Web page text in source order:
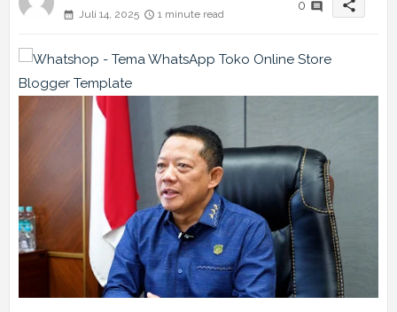
Juli 14, 2025
1 minute read
0 share